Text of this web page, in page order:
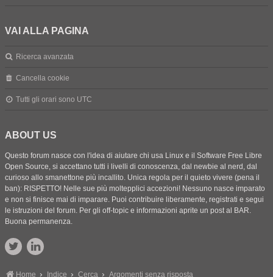
VAI ALLA PAGINA
Ricerca avanzata
Cancella cookie
Tutti gli orari sono UTC
ABOUT US
Questo forum nasce con l'idea di aiutare chi usa Linux e il Software Free Libre
Open Source, si accettano tutti i livelli di conoscenza, dal newbie al nerd, dal
curioso allo smanettone più incallito. Unica regola per il quieto vivere (pena il
ban): RISPETTO! Nelle sue più moltepplici accezioni! Nessuno nasce imparato
e non si finisce mai di imparare. Puoi contribuire liberamente, registrati e segui
le istruzioni del forum. Per gli off-topic e informazioni aprite un post al BAR.
Buona permanenza.
Home Indice Cerca Argomenti senza risposta